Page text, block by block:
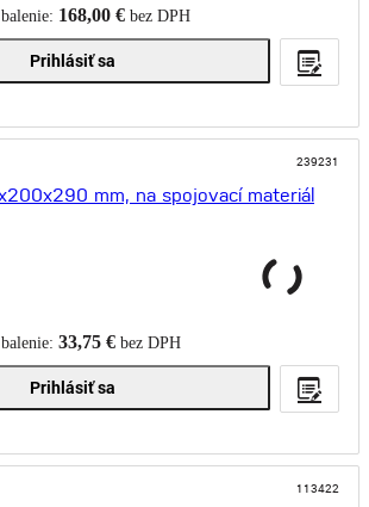
168,00 € bez DPH
Prihlásiť sa
239231
mm, na spojovací materiál
33,75 € bez DPH
Prihlásiť sa
113422